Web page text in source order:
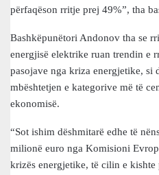
përfaqëson rritje prej 49%”, tha
Bashkëpunëtori Andonov tha se
energjisë elektrike ruan trendin e
pasojave nga kriza energjetike, si
mbështetjen e kategorive më të
ekonomisë.
“Sot ishim dëshmitarë edhe të
milionë euro nga Komisioni
krizës energjetike, të cilin e